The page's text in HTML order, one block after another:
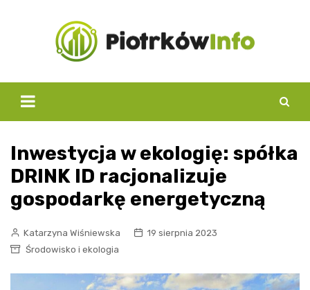
Inwestycja w ekologię: spółka
DRINK ID racjonalizuje
gospodarkę energetyczną
Katarzyna Wiśniewska
19 sierpnia 2023
Środowisko i ekologia